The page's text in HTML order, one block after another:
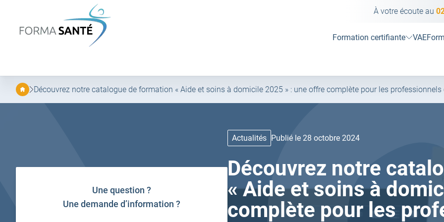
au
menu
au
contenu
À votre écoute au
Formation certifiante VAE
Découvrez notre catalogue de formation « Aide et soins à domicile 2025 » : une offre complète pour les professionnels
Une question ?
Une demande d’information ?
Actualités Publié le 28 octobre 2024
Découvrez notre
« Aide et soins à
complète pour les